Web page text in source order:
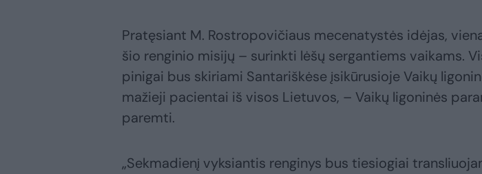
Pratęsiant M. Rostropovičiaus mecenatystės idėjas,
šio renginio misijų – surinkti lėšų sergantiems vaikams.
pinigai bus skiriami Santariškėse įsikūrusioje Vaikų
mažieji pacientai iš visos Lietuvos, – Vaikų ligoninės
paremti.
„Sekmadienį vyksiantis renginys bus tiesiogiai